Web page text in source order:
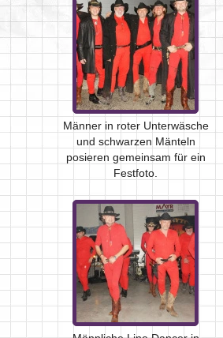
Männer in roter Unterwäsche
und schwarzen Mänteln
posieren gemeinsam für ein
Festfoto.